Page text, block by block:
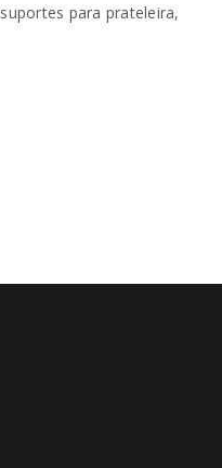
suportes para prateleira,